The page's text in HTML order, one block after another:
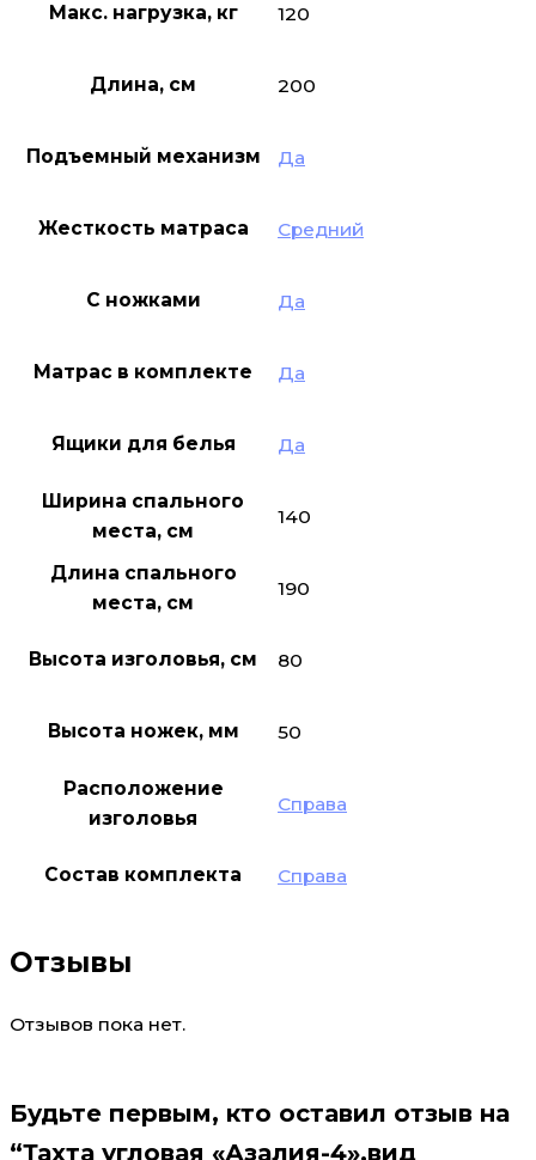
Макс. нагрузка, кг 120
Длина, см 200
Подъемный механизм Да
Жесткость матраса Средний
С ножками Да
Матрас в комплекте Да
Ящики для белья Да
Ширина спального
места, см
140
Длина спального
места, см
190
Высота изголовья, см 80
Высота ножек, мм 50
Расположение
изголовья
Справа
Состав комплекта Справа
Отзывы
Отзывов пока нет.
Будьте первым, кто оставил отзыв на
“Тахта угловая «Азалия-4»,вид